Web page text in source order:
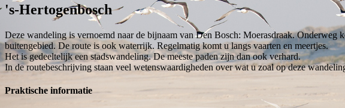
's-Hertogenbosch
Deze wandeling is vernoemd naar de bijnaam van Den Bosch: Moerasdraak.
buitengebied. De route is ook waterrijk. Regelmatig komt u langs vaarten en meertjes.
Het is gedeeltelijk een stadswandeling. De meeste paden zijn dan ook verhard.
In de routebeschrijving staan veel wetenswaardigheden over wat u zoal op deze
Praktische informatie